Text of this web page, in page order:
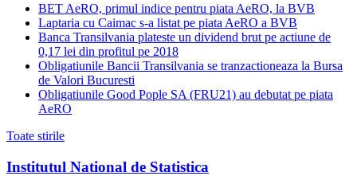
BET AeRO, primul indice pentru piata AeRO, la BVB
Laptaria cu Caimac s-a listat pe piata AeRO a BVB
Banca Transilvania plateste un dividend brut pe actiune de
0,17 lei din profitul pe 2018
Obligatiunile Bancii Transilvania se tranzactioneaza la Bursa
de Valori Bucuresti
Obligatiunile Good Pople SA (FRU21) au debutat pe piata
AeRO
Toate stirile
Institutul National de Statistica